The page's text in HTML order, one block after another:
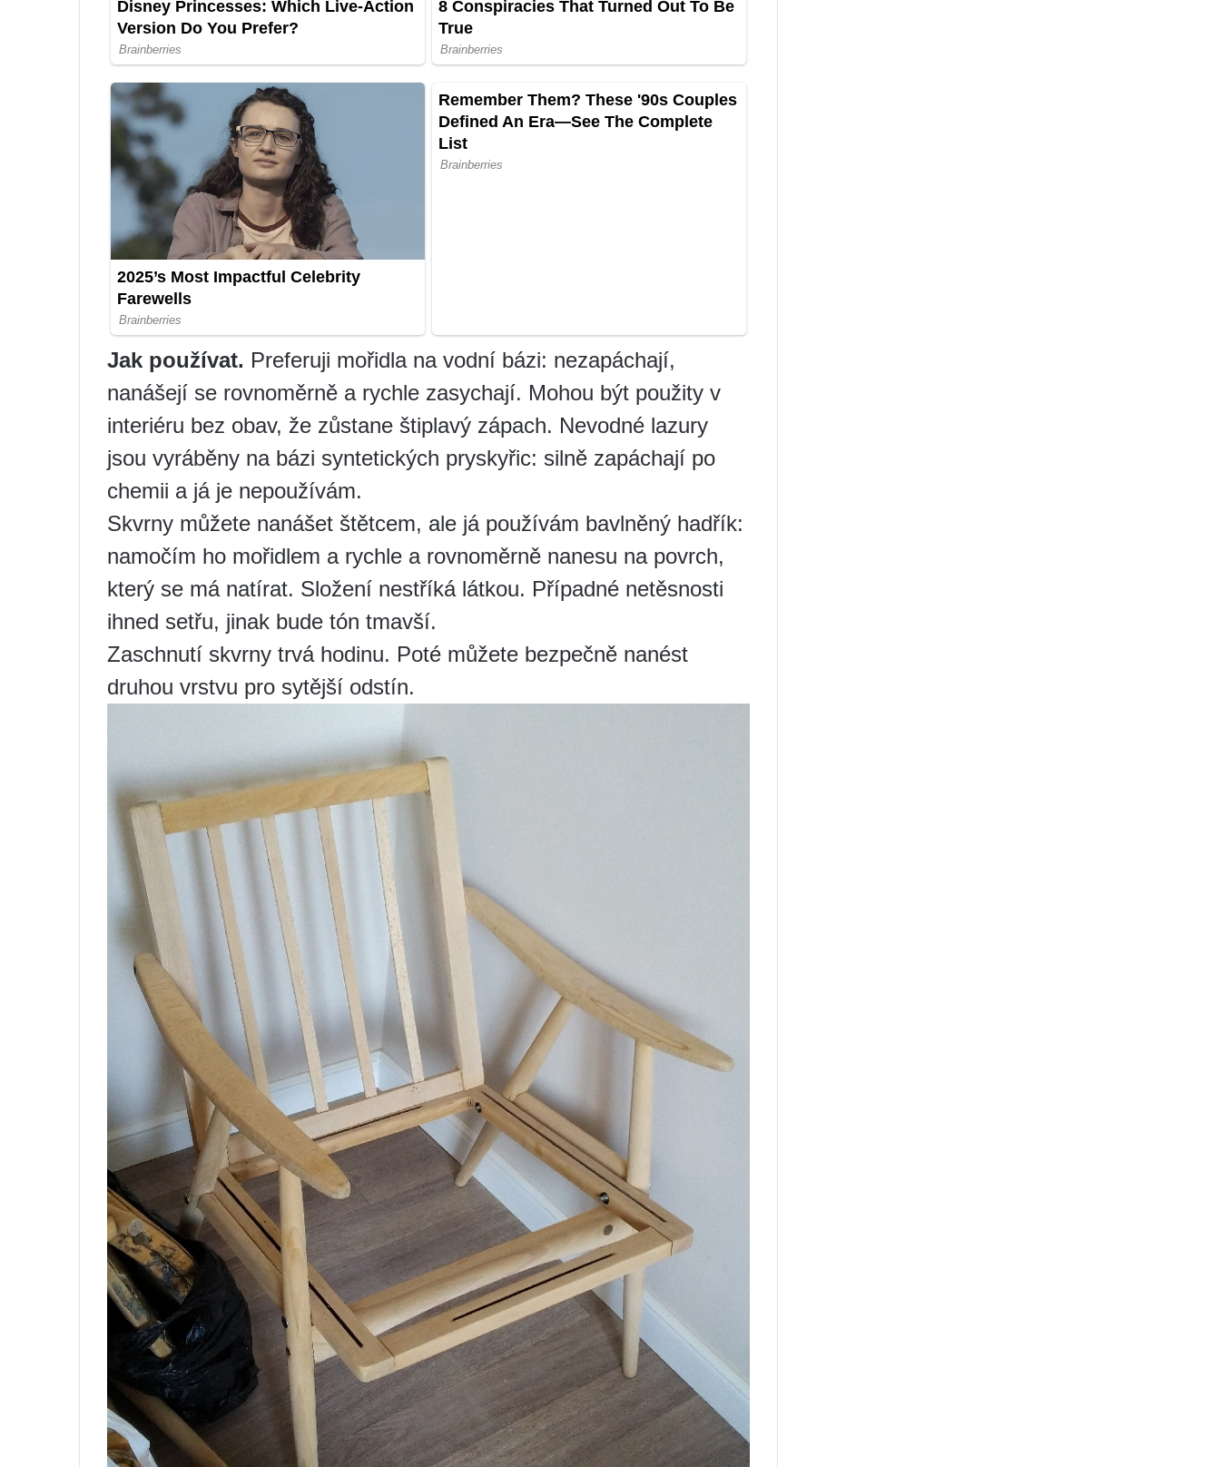
Jak používat. Preferuji mořidla na vodní bázi: nezapáchají,
nanášejí se rovnoměrně a rychle zasychají. Mohou být použity v
interiéru bez obav, že zůstane štiplavý zápach. Nevodné lazury
jsou vyráběny na bázi syntetických pryskyřic: silně zapáchají po
chemii a já je nepoužívám.
Skvrny můžete nanášet štětcem, ale já používám bavlněný hadřík:
namočím ho mořidlem a rychle a rovnoměrně nanesu na povrch,
který se má natírat. Složení nestříká látkou. Případné netěsnosti
ihned setřu, jinak bude tón tmavší.
Zaschnutí skvrny trvá hodinu. Poté můžete bezpečně nanést
druhou vrstvu pro sytější odstín.